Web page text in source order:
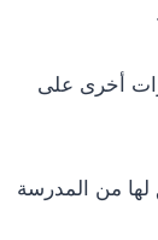
أخرى على
لها من المدرسة